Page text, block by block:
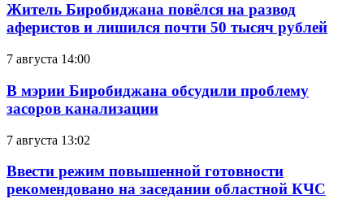
Житель Биробиджана повёлся на развод
аферистов и лишился почти 50 тысяч рублей
7 августа 14:00
В мэрии Биробиджана обсудили проблему
засоров канализации
7 августа 13:02
Ввести режим повышенной готовности
рекомендовано на заседании областной КЧС